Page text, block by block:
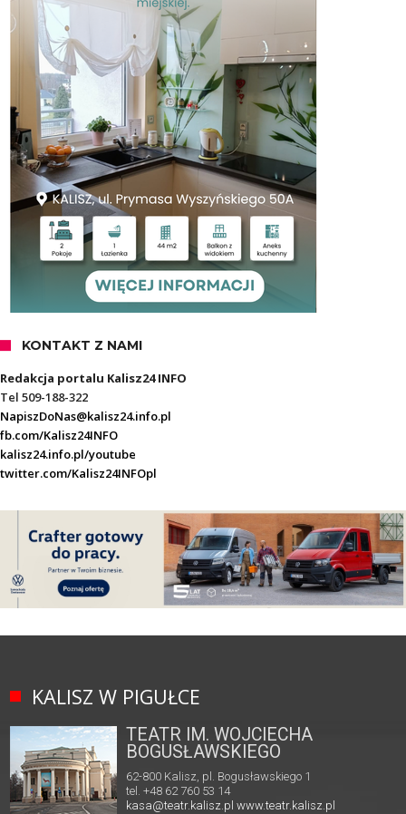
KONTAKT Z NAMI
Redakcja portalu Kalisz24 INFO
Tel 509-188-322
NapiszDoNas@kalisz24.info.pl
fb.com/Kalisz24INFO
kalisz24.info.pl/youtube
twitter.com/Kalisz24INFOpl
KALISZ W PIGUŁCE
TEATR IM. WOJCIECHA
BOGUSŁAWSKIEGO
62-800 Kalisz, pl. Bogusławskiego 1
tel. +48 62 760 53 14
kasa@teatr.kalisz.pl www.teatr.kalisz.pl